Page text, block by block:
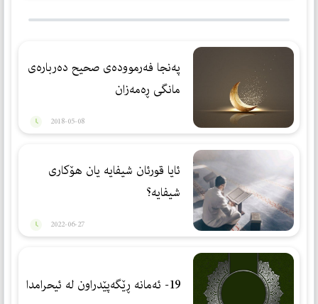
په‌نجا فه‌رمووده‌ى صحيح ده‌رباره‌ى
مانگى ڕه‌مه‌زان
2018-05-08
ئایا قورئان شیفایە یان هۆكاری
شیفایە؟
2022-06-27
19- ئەمانە ڕێگەپێدراون لە ئیحرامدا